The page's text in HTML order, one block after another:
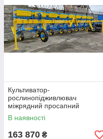
Культиватор-
рослинопідживлювач
міжрядний просапний
навісний високостебловий
КРН-4,2 (КНП-4,2)
В наявності
163 870 ₴